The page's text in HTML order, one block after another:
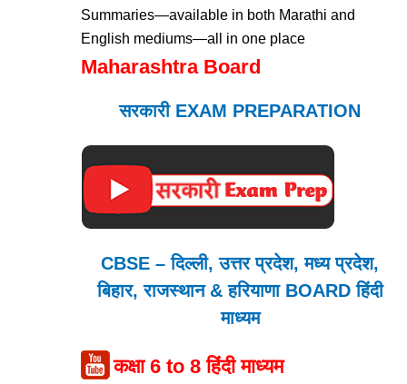
Summaries—available in both Marathi and
English mediums—all in one place
Maharashtra Board
सरकारी EXAM PREPARATION
CBSE – दिल्ली, उत्तर प्रदेश, मध्य प्रदेश,
बिहार, राजस्थान & हरियाणा BOARD हिंदी
माध्यम
कक्षा 6 to 8 हिंदी माध्यम